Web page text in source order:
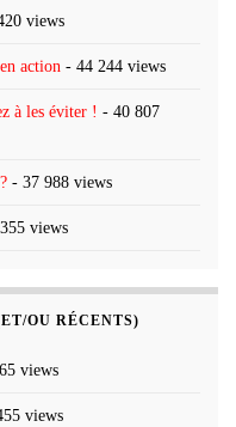
views
action - 44 244 views
à les éviter ! - 40 807
- 37 988 views
views
OU RÉCENTS)
views
views